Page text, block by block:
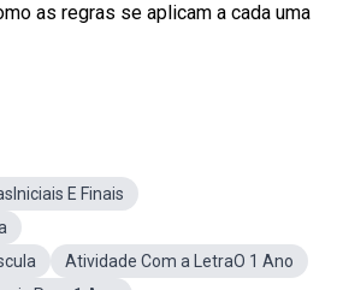
as regras se aplicam a cada uma
E Finais
Atividade Com a LetraO 1 Ano